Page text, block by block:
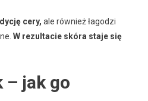
cery, ale również łagodzi
W rezultacie skóra staje się
– jak go